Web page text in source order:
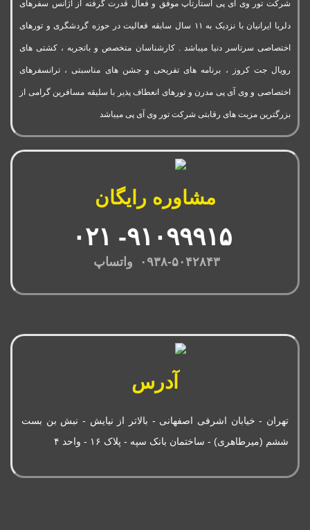
شرکت تور وی آی پی استارتاپ موفق و فعال قدرت گرفته از آژانس سفرهای
دلربا ایرانیان با نزدیک به ۱۱ سال سابقه فعالیت در حوزه گردشگری و تورهای
اختصاصی سرتاسر دنیا میباشد . کارشناسان متخصص و باتجربه ، کشتی های
رویال جت کروز ، برنامه های تفریحی و جشن های مناسبتی ، ترانسفرهای
اختصاصی و وی آی پی مدرن و تورهای انعطاف پذیر با سلیقه مسافرین گرامی از
بزرگترین مزیت های رقابتی شرکت تور وی آی پی میباشد
مشاوره رایگان
۹۱۰۹۹۹۱۵- ۰۲۱
۰۹۳۸-۵۰۴۲۸۴۳ واتساپ
آدرس
تهران - خیابان اشرفی اصفهانی - بالاتر از نیایش - نبش بن بست
ششم (میرطاهری) - ساختمان بانک سپه - پلاک ۱۶ - واحد ۴